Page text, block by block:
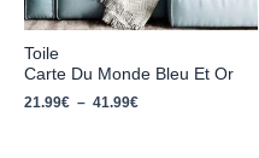
Toile
Carte Du Monde Bleu Et Or
21.99€ – 41.99€